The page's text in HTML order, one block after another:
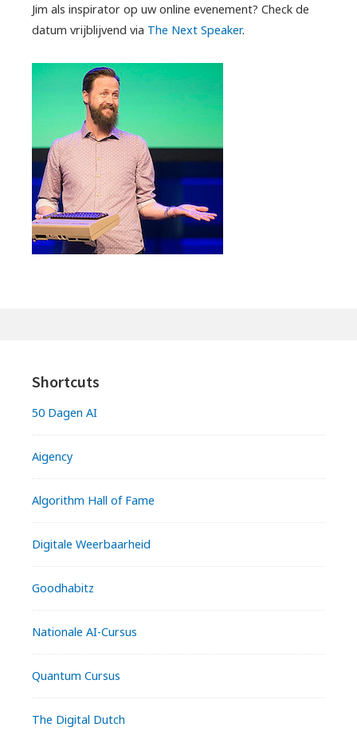
Jim als inspirator op uw online evenement? Check de
datum vrijblijvend via The Next Speaker.
Shortcuts
50 Dagen AI
Aigency
Algorithm Hall of Fame
Digitale Weerbaarheid
Goodhabitz
Nationale AI-Cursus
Quantum Cursus
The Digital Dutch